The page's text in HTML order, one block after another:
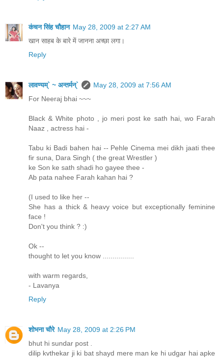
कंचन सिंह चौहान May 28, 2009 at 2:27 AM
खान साहब के बारे में जानना अच्छा लगा।
Reply
लावण्यम्` ~ अन्तर्मन्`
May 28, 2009 at 7:56 AM
For Neeraj bhai ~~~
Black & White photo , jo meri post ke sath hai, wo Farah
Naaz , actress hai -
Tabu ki Badi bahen hai -- Pehle Cinema mei dikh jaati thee
fir suna, Dara Singh ( the great Wrestler )
ke Son ke sath shadi ho gayee thee -
Ab pata nahee Farah kahan hai ?
(I used to like her --
She has a thick & heavy voice but exceptionally feminine
face !
Don't you think ? :)
Ok --
thought to let you know ................
with warm regards,
- Lavanya
Reply
शोभना चौरे May 28, 2009 at 2:26 PM
bhut hi sundar post .
dilip kvthekar ji ki bat shayd mere man ke hi udgar hai apke